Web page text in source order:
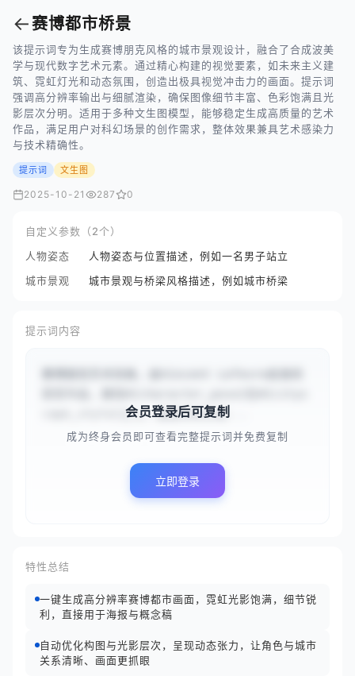
←赛博都市桥景
该提示词专为生成赛博朋克风格的城市景观设计，融合了合成波美
学与现代数字艺术元素。通过精心构建的视觉要素，如未来主义建
筑、霓虹灯光和动态氛围，创造出极具视觉冲击力的画面。提示词
强调高分辨率输出与细腻渲染，确保图像细节丰富、色彩饱满且光
影层次分明。适用于多种文生图模型，能够稳定生成高质量的艺术
作品，满足用户对科幻场景的创作需求，整体效果兼具艺术感染力
与技术精确性。
提示词 文生图
2025-10-21 287 0
自定义参数（2个）
人物姿态
人物姿态与位置描述，例如一名男子站立
城市景观
城市景观与桥梁风格描述，例如城市桥梁
提示词内容
cape_style}之上。画面采用合成...
会员登录后可复制
成为终身会员即可查看完整提示词并免费复制
立即登录
特性总结
一键生成高分辨率赛博都市画面，霓虹光影饱满，细节锐
利，直接用于海报与概念稿
自动优化构图与光影层次，呈现动态张力，让角色与城市
关系清晰、画面更抓眼